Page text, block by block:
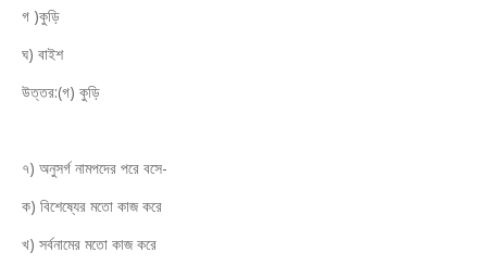
গ )কুড়ি
ঘ) বাইশ
উত্তর:(গ) কুড়ি
৭) অনুসর্গ নামপদের পরে বসে-
ক) বিশেষ্যের মতো কাজ করে
খ) সর্বনামের মতো কাজ করে